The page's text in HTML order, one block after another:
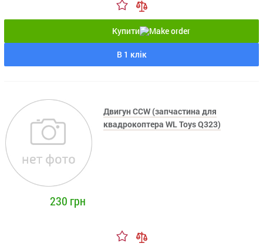
Купити
В 1 клік
Двигун CCW (запчастина для
квадрокоптера WL Toys Q323)
230 грн